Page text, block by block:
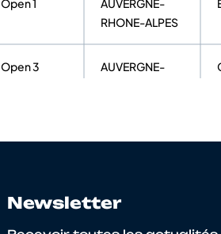
RHONE-ALPES
Open 3
AUVERGNE-
LOIRE
Newsletter